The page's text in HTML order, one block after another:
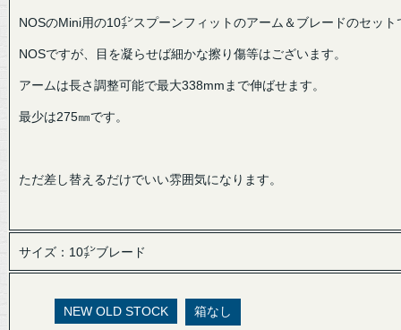
NOSのMini用の10㌅スプーンフィットのアーム＆ブレードのセット
NOSですが、目を凝らせば細かな擦り傷等はございます。
アームは長さ調整可能で最大338mmまで伸ばせます。
最少は275㎜です。
ただ差し替えるだけでいい雰囲気になります。
サイズ：10㌅ブレード
NEW OLD STOCK 箱なし